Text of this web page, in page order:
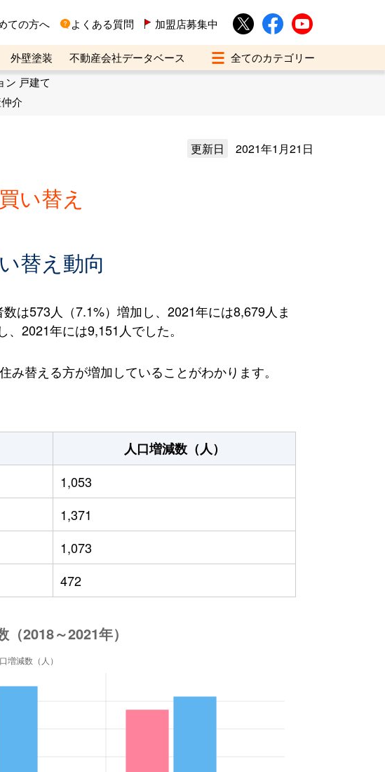
ての方へ よくある質問 加盟店募集中
外壁塗装
不動産会社データベース
デスク
ン 戸建て
介
更新日 2021年1月21日
い替え
替え動向
は573人（7.1%）増加し、2021年には8,679人ま
2021年には9,151人でした。
替える方が増加していることがわかります。
人口増減数（人）
1,053
1,371
1,073
472